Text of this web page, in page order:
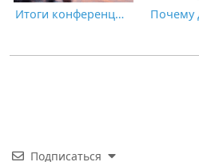
Итоги конференции CNews «Роботизация бизнес-процессов 2021»
Подписаться